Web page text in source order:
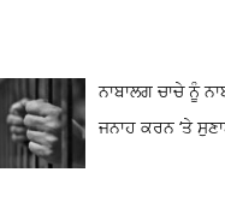
ਨਾਬਾਲਗ ਚਾਚੇ ਨੂੰ
ਜਨਾਹ ਕਰਨ ‘ਤੇ